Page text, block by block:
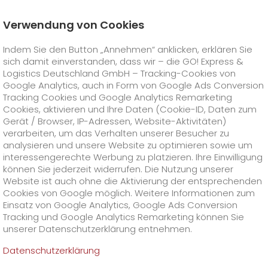
GO! Courier
GO! City
GO!Direct
GO!Same Day
GO! Touren
GO!On-Board-Courier
GO!Air Charter
GO! Express
GO!Overnight
Preise
Treibstoffzuschlag Overnight
>
GO!Worldwide +
Treibstoffzuschlag Worldwide
>
GO! Solutions
Branchenlösungen +
GO! Healthcare
GO!Hightech
GO!Media & Trade
Besondere Versandinhalte +
GO!Tierversand
GO!Gefahrgut
Besondere Versandanforderungen
GO!Freight-Service
GO! Value Added Services
Online Services +
GO! Kundenportal
Kundenportal Registrierung
IT Anbindungen
Unternehmen
Initiativbewerbung als Mitarbeiter
Werden Sie Teil unseres
Teams!
Wenn sich eine Tür schließt, öffnet sich eine
andere. Das GO! Team heißt Sie herzlich
Verwendung von Cookies
Indem Sie den Button „Annehmen“ anklicken, erklären Sie
sich damit einverstanden, dass wir – die GO! Express &
Logistics Deutschland GmbH – Tracking-Cookies von
Google Analytics, auch in Form von Google Ads Conversion
Tracking Cookies und Google Analytics Remarketing
Cookies, aktivieren und Ihre Daten (Cookie-ID, Daten zum
Gerät / Browser, IP-Adressen, Website-Aktivitäten)
verarbeiten, um das Verhalten unserer Besucher zu
analysieren und unsere Website zu optimieren sowie um
interessengerechte Werbung zu platzieren. Ihre Einwilligung
können Sie jederzeit widerrufen. Die Nutzung unserer
Website ist auch ohne die Aktivierung der entsprechenden
Cookies von Google möglich. Weitere Informationen zum
Einsatz von Google Analytics, Google Ads Conversion
Tracking und Google Analytics Remarketing können Sie
unserer Datenschutzerklärung entnehmen.
Datenschutzerklärung